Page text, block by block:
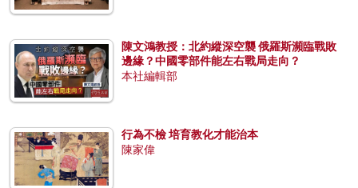
陳文鴻教授：北約縱深空襲 俄羅斯瀕臨戰敗
邊緣？中國零部件能左右戰局走向？
本社編輯部
行為不檢 培育教化才能治本
陳家偉